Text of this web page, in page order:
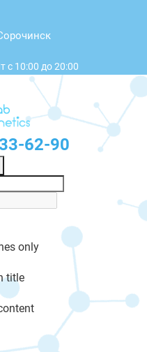
с 10:00 до 20:00
62-90
only
title